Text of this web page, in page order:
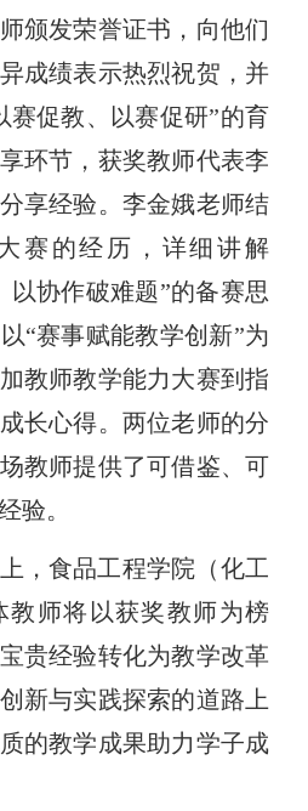
颁发荣誉证书，向他们
成绩表示热烈祝贺，并
赛促教、以赛促研”的育
环节，获奖教师代表李
享经验。李金娥老师结
赛的经历，详细讲解
以协作破难题”的备赛思
“赛事赋能教学创新”为
教师教学能力大赛到指
长心得。两位老师的分
教师提供了可借鉴、可
验。
，食品工程学院（化工
教师将以获奖教师为榜
贵经验转化为教学改革
新与实践探索的道路上
的教学成果助力学子成